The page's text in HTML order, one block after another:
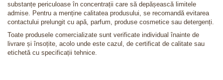
substanțe periculoase în concentrații care să depășească limitele
admise. Pentru a menține calitatea produsului, se recomandă evitarea
contactului prelungit cu apă, parfum, produse cosmetice sau detergenți.
Toate produsele comercializate sunt verificate individual înainte de
livrare și însoțite, acolo unde este cazul, de certificat de calitate sau
etichetă cu specificații tehnice.